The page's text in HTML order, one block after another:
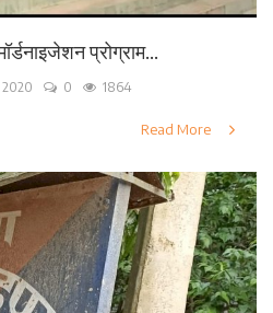
प्रोग्राम...
2020 0 1864
Read More